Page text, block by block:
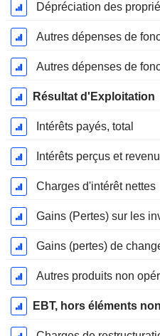
Autres dépenses de
Autres dépenses de
Résultat d'Exploitation
Intérêts payés, total
Intérêts perçus et
Charges d'intérêt nettes
Gains (pertes) de
Autres produits non
EBT, hors éléments